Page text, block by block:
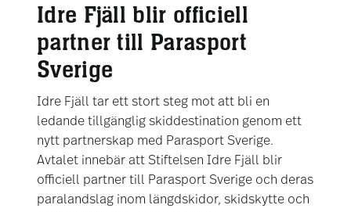
Idre Fjäll blir officiell
partner till Parasport
Sverige
Idre Fjäll tar ett stort steg mot att bli en
ledande tillgänglig skiddestination genom ett
nytt partnerskap med Parasport Sverige.
Avtalet innebär att Stiftelsen Idre Fjäll blir
officiell partner till Parasport Sverige och deras
paralandslag inom längdskidor, skidskytte och